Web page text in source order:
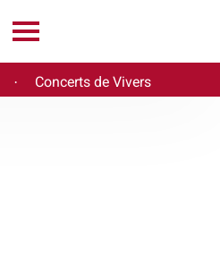
· Concerts de Vivers